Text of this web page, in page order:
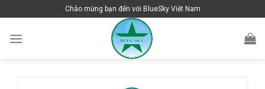
to
content
Chào mừng bạn đến với BlueSky Việt Nam